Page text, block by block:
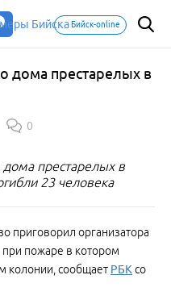
Бийск-online
дома престарелых в
0
дома престарелых в
23 человека
приговорил организатора
при пожаре в котором
колонии, сообщает РБК со